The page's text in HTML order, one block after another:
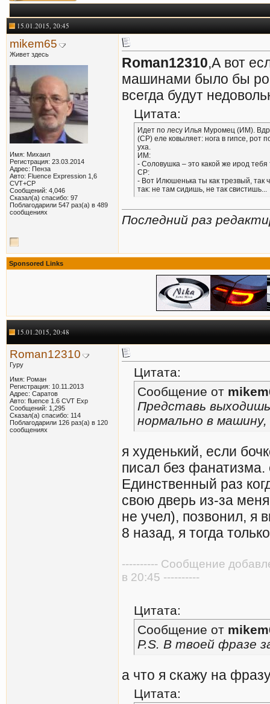
15.01.2015, 20:45
mikem65
Живет здесь
Имя: Михаил
Регистрация: 23.03.2014
Адрес: Пенза
Авто: Fluence Expression 1,6
CVT+СР
Сообщений: 4,046
Сказал(а) спасибо: 97
Поблагодарили 547 раз(а) в 489
сообщениях
Roman12310,А вот
машинами было бы
всегда будут
Цитата:
Идет по лесу Илья Муромец (ИМ).
(СР) еле ковыляет: нога в гипсе, рот
уха.
ИМ:
- Соловушка – это какой же ирод тебя
СР:
- Вот Илюшенька ты как трезвый, так
так: не там сидишь, не так свистишь...
Последний раз
Sponsored Links
15.01.2015, 20:48
Roman12310
Гуру
Имя: Роман
Регистрация: 10.11.2013
Адрес: Саратов
Авто: fluence 1.6 CVT Exp
Сообщений: 1,295
Сказал(а) спасибо: 114
Поблагодарили 126 раз(а) в 120
сообщениях
Цитата:
Сообщение от
Представь
нормально в
я худенький, если
писал без
Единственный раз
свою дверь из-за
не учел), позвонил, я
8 назад, я тогда
---------- Сообщение
в 20:45 ----------
Цитата:
Сообщение от
P.S. В твоей фразе
а что я скажу на
Цитата: